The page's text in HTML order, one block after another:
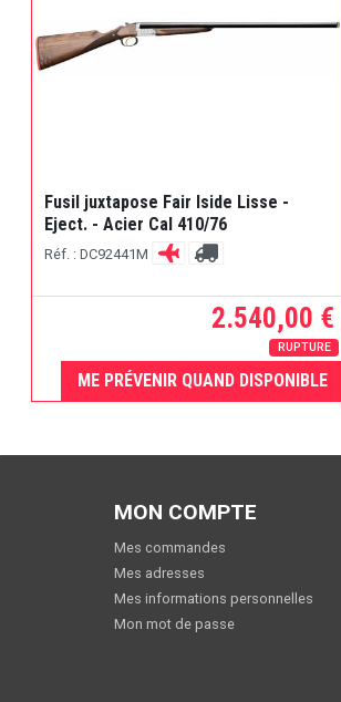
Fusil juxtapose Fair Iside Lisse -
Eject. - Acier Cal 410/76
Réf. : DC92441M
2.540,00 €
RUPTURE
ME PRÉVENIR QUAND DISPONIBLE
MON COMPTE
Mes commandes
Mes adresses
Mes informations personnelles
Mon mot de passe